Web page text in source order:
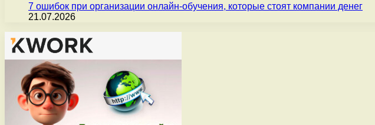
7 ошибок при организации онлайн-обучения, которые стоят компании денег
21.07.2026